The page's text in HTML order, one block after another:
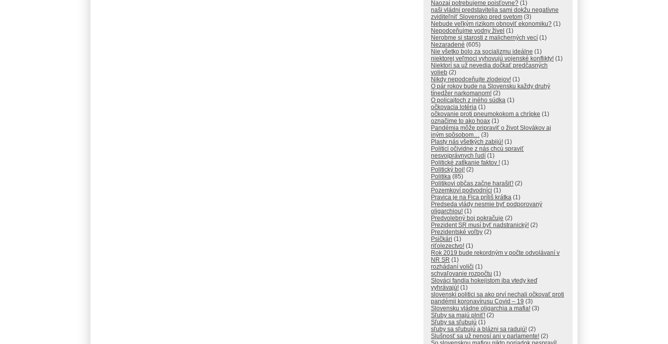
Naozaj potrebujeme poisťovne? (1)
naši vládni predstavitelia sami dokžu negatívne
zviditeľniť Slovensko pred svetom (3)
Nebude veľkým rizikom obnoviť ekonomiku? (1)
Nepodceňujme vodny živel (1)
Nerobme si starosti z malicherných vecí (1)
Nezaradené (605)
Nie všetko bolo za socializmu ideálne (1)
niektorej veľmoci vyhovujú vojenské konflikty! (1)
Niektorí sa už nevedia dočkať predčasných
volieb (2)
Nikdy nepodceňujte zlodejov! (1)
O pár rokov bude na Slovensku každy druhý
tínedžer narkomanom! (2)
O policajtoch z iného súdka (1)
očkovacia lotéria (1)
očkovanie proti pneumokokom a chrípke (1)
označime to ako hoax (1)
Pandémia môže pripraviť o život Slovákov aj
iným spôsobom… (3)
Plasty nás všetkých zabijú! (1)
Politici očividne z nás chcú spraviť
nesvojprávnych ľudí (1)
Politické zatĺkanie faktov ! (1)
Politický boj! (2)
Politika (85)
Politikovi občas začne harašiť! (2)
Pozemkoví podvodníci (1)
Pravica je na Fica príliš krátka (1)
Predseda vlády nesmie byť podporovaný
oligarchiou! (1)
Predvolebný boj pokračuje (2)
Prezident SR musí byť nadstranický! (2)
Prezidentské voľby (2)
Psičkári (1)
riťolezectvo! (1)
Rok 2019 bude rekordným v počte odvolávaní v
NR SR (1)
rozhádaní voliči (1)
schvaľovanie rozpočtu (1)
Slováci fandia hokejistom iba vtedy keď
vyhrávajú! (1)
slovenskí politici sa ako prví nechali očkovať proti
pandémii koronavírusu Covid – 19 (3)
Slovensku vládne oligarchia a mafia! (3)
Sľuby sa majú plniť! (2)
Sľuby sa sľubujú (1)
sľuby sa sľubujú a blázni sa radujú! (2)
Slušnosť sa už nenosí ani v parlamente! (2)